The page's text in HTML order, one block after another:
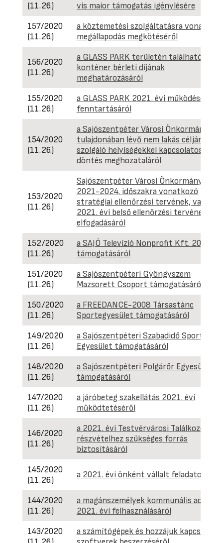
(11.26.)
vis maior támogatás igénylésére
157/2020
(11.26.)
a köztemetési szolgáltatásra
megállapodás megkötéséről
156/2020
(11.26.)
a GLASS PARK területén található büfé
konténer bérleti díjának
meghatározásáról
155/2020
(11.26.)
a GLASS PARK 2021. évi működéséről,
fenntartásáról
154/2020
(11.26.)
a Sajószentpéter Városi Önkormányzat
tulajdonában lévő nem lakás céljára
szolgáló helyiségekkel kapcsolatos
döntés meghozataláról
153/2020
(11.26.)
Sajószentpéter Városi Önkormányzat
2021-2024. időszakra vonatkozó
stratégiai ellenőrzési tervének,
2021. évi belső ellenőrzési tervének
elfogadásáról
152/2020
(11.26.)
a SAJÓ Televízió Nonprofit Kft. 2021.
támogatásáról
151/2020
(11.26.)
a Sajószentpéteri Gyöngyszem
Mazsorett Csoport támogatásáról
150./2020
(11.26.)
a FREEDANCE-2008 Társastánc
Sportegyesület támogatásáról
149/2020
(11.26.)
a Sajószentpéteri Szabadidő Sport
Egyesület támogatásáról
148/2020
(11.26.)
a Sajószentpéteri Polgárőr Egyesület
támogatásáról
147/2020
(11.26.)
a járóbeteg szakellátás 2021. évi
működtetéséről
146/2020
(11.26.)
a 2021. évi Testvérvárosi Találkozón
részvételhez szükséges forrás
biztosításáról
145/2020
(11.26.)
a 2021. évi önként vállalt feladatokról
144/2020
(11.26.)
a magánszemélyek kommunális
2021. évi felhasználásáról
143/2020
a számítógépek és hozzájuk kapcsolódó